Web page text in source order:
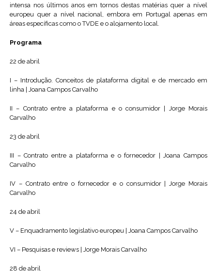
intensa nos últimos anos em tornos destas matérias quer a nível
europeu quer a nível nacional, embora em Portugal apenas em
áreas específicas como o TVDE e o alojamento local.
Programa
22 de abril
I – Introdução. Conceitos de plataforma digital e de mercado em
linha | Joana Campos Carvalho
II – Contrato entre a plataforma e o consumidor | Jorge Morais
Carvalho
23 de abril
III – Contrato entre a plataforma e o fornecedor | Joana Campos
Carvalho
IV – Contrato entre o fornecedor e o consumidor | Jorge Morais
Carvalho
24 de abril
V – Enquadramento legislativo europeu | Joana Campos Carvalho
VI – Pesquisas e reviews | Jorge Morais Carvalho
28 de abril